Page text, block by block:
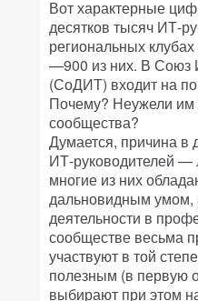
Вот характерные
десятков тысяч ИТ-
региональных
—900 из них. В Союз
(СоДИТ) входит на
Почему? Неужели им
сообщества?
Думается, причина в
ИТ-руководителей —
многие из них
дальновидным умом,
деятельности в
сообществе весьма
участвуют в той
полезным (в первую
выбирают при этом